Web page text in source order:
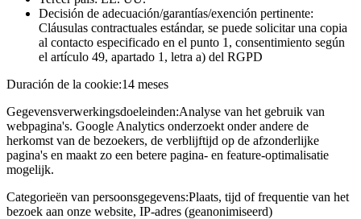
Decisión de adecuación/garantías/exención pertinente:
Cláusulas contractuales estándar, se puede solicitar una copia
al contacto especificado en el punto 1, consentimiento según
el artículo 49, apartado 1, letra a) del RGPD
Duración de la cookie:14 meses
Gegevensverwerkingsdoeleinden:Analyse van het gebruik van
webpagina's. Google Analytics onderzoekt onder andere de
herkomst van de bezoekers, de verblijftijd op de afzonderlijke
pagina's en maakt zo een betere pagina- en feature-optimalisatie
mogelijk.
Categorieën van persoonsgegevens:Plaats, tijd of frequentie van het
bezoek aan onze website, IP-adres (geanonimiseerd)